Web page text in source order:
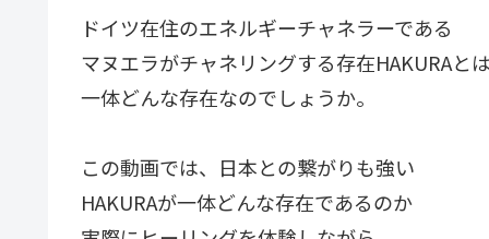
ドイツ在住のエネルギーチャネラーである
マヌエラがチャネリングする存在HAKURAとは
一体どんな存在なのでしょうか。
この動画では、日本との繋がりも強い
HAKURAが一体どんな存在であるのか